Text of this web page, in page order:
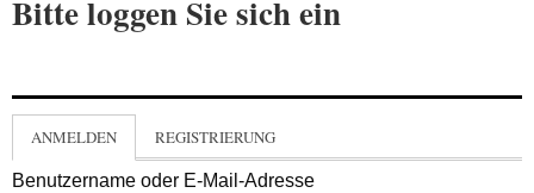
Bitte loggen Sie sich ein
ANMELDEN REGISTRIERUNG
Benutzername oder E-Mail-Adresse